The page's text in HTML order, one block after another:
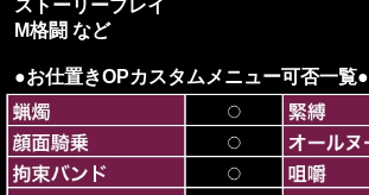
ストーリープレイ
M格闘 など
●お仕置きOPカスタムメニュー可否一覧●